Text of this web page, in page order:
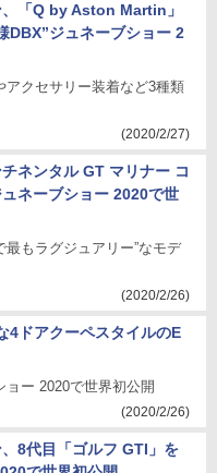
「Q by Aston Martin」
DBX”ジュネーブショー 2
アクセサリー装着など3種類
(2020/2/27)
ネンタル GT マリナー コ
ネーブショー 2020で世
最もラグジュアリー”なモデ
(2020/2/26)
4ドアクーペスタイルのE
ョー 2020で世界初公開
(2020/2/26)
8代目「ゴルフ GTI」を